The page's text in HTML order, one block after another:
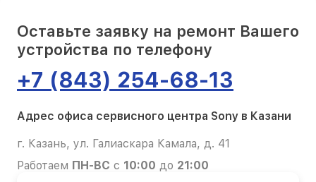
Оставьте заявку на ремонт Вашего
устройства по телефону
+7 (843) 254-68-13
Адрес офиса сервисного центра Sony в Казани
г. Казань, ул. Галиаскара Камала, д. 41
Работаем ПН-ВС с 10:00 до 21:00